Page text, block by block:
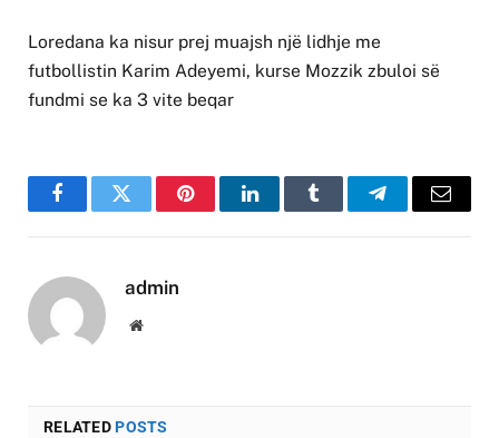
Loredana ka nisur prej muajsh një lidhje me
futbollistin Karim Adeyemi, kurse Mozzik zbuloi së
fundmi se ka 3 vite beqar
FacebookTwitter PinterestLinkedInTumblr TelegramEmail
admin
Website
RELATEDPOSTS